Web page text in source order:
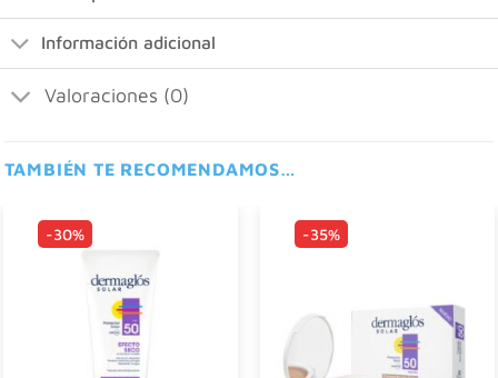
Información adicional
Valoraciones (0)
TAMBIÉN TE RECOMENDAMOS…
-30% -35%